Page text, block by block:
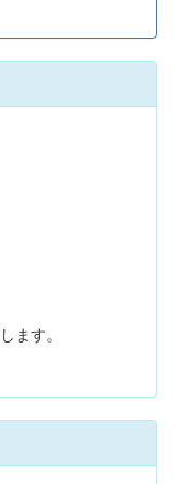
ます。